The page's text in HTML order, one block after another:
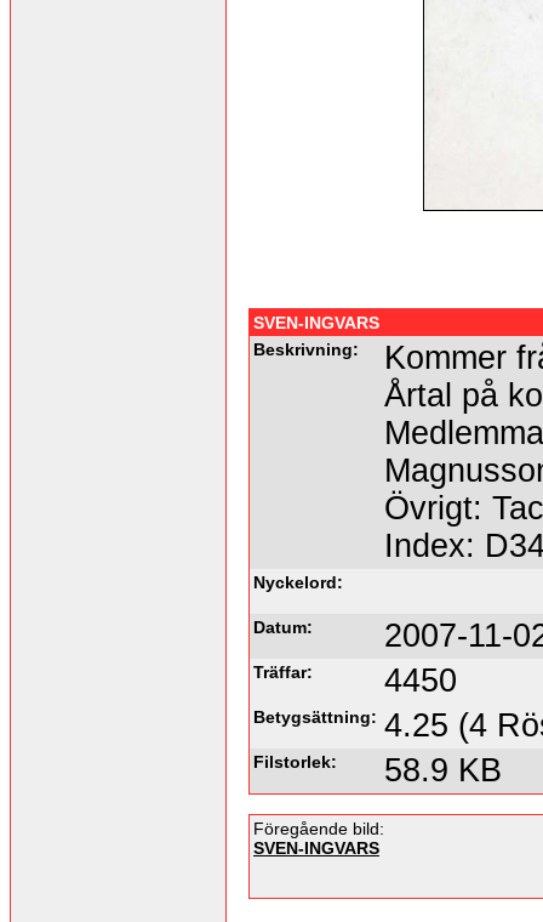
SVEN-INGVARS
Beskrivning:
Kommer
Årtal på
Övrigt:
Index:
Nyckelord:
Datum: 2007-11-
Träffar: 4450
Betygsättning: 4.25 (4
Filstorlek: 58.9 KB
Föregående bild:
SVEN-INGVARS